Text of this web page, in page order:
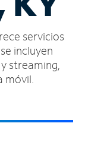
servicios
incluyen
streaming,